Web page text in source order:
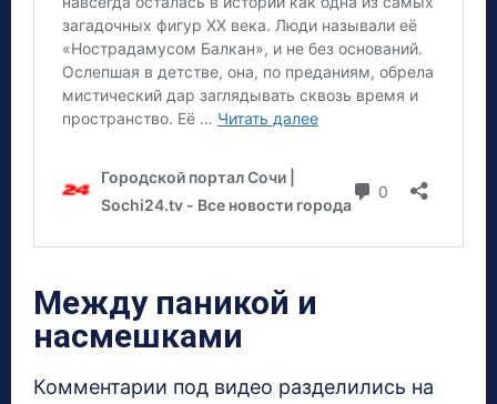
Между паникой и
насмешками
Комментарии под видео разделились на